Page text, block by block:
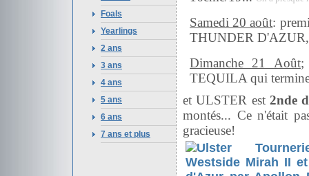
Foals
Yearlings
2 ans
3 ans
4 ans
5 ans
6 ans
7 ans et plus
Samedi 20 août:
THUNDER
Dimanche 21 Août;
TEQUILA qui
et ULSTER est 2nde
montés... Ce n'était
gracieuse!